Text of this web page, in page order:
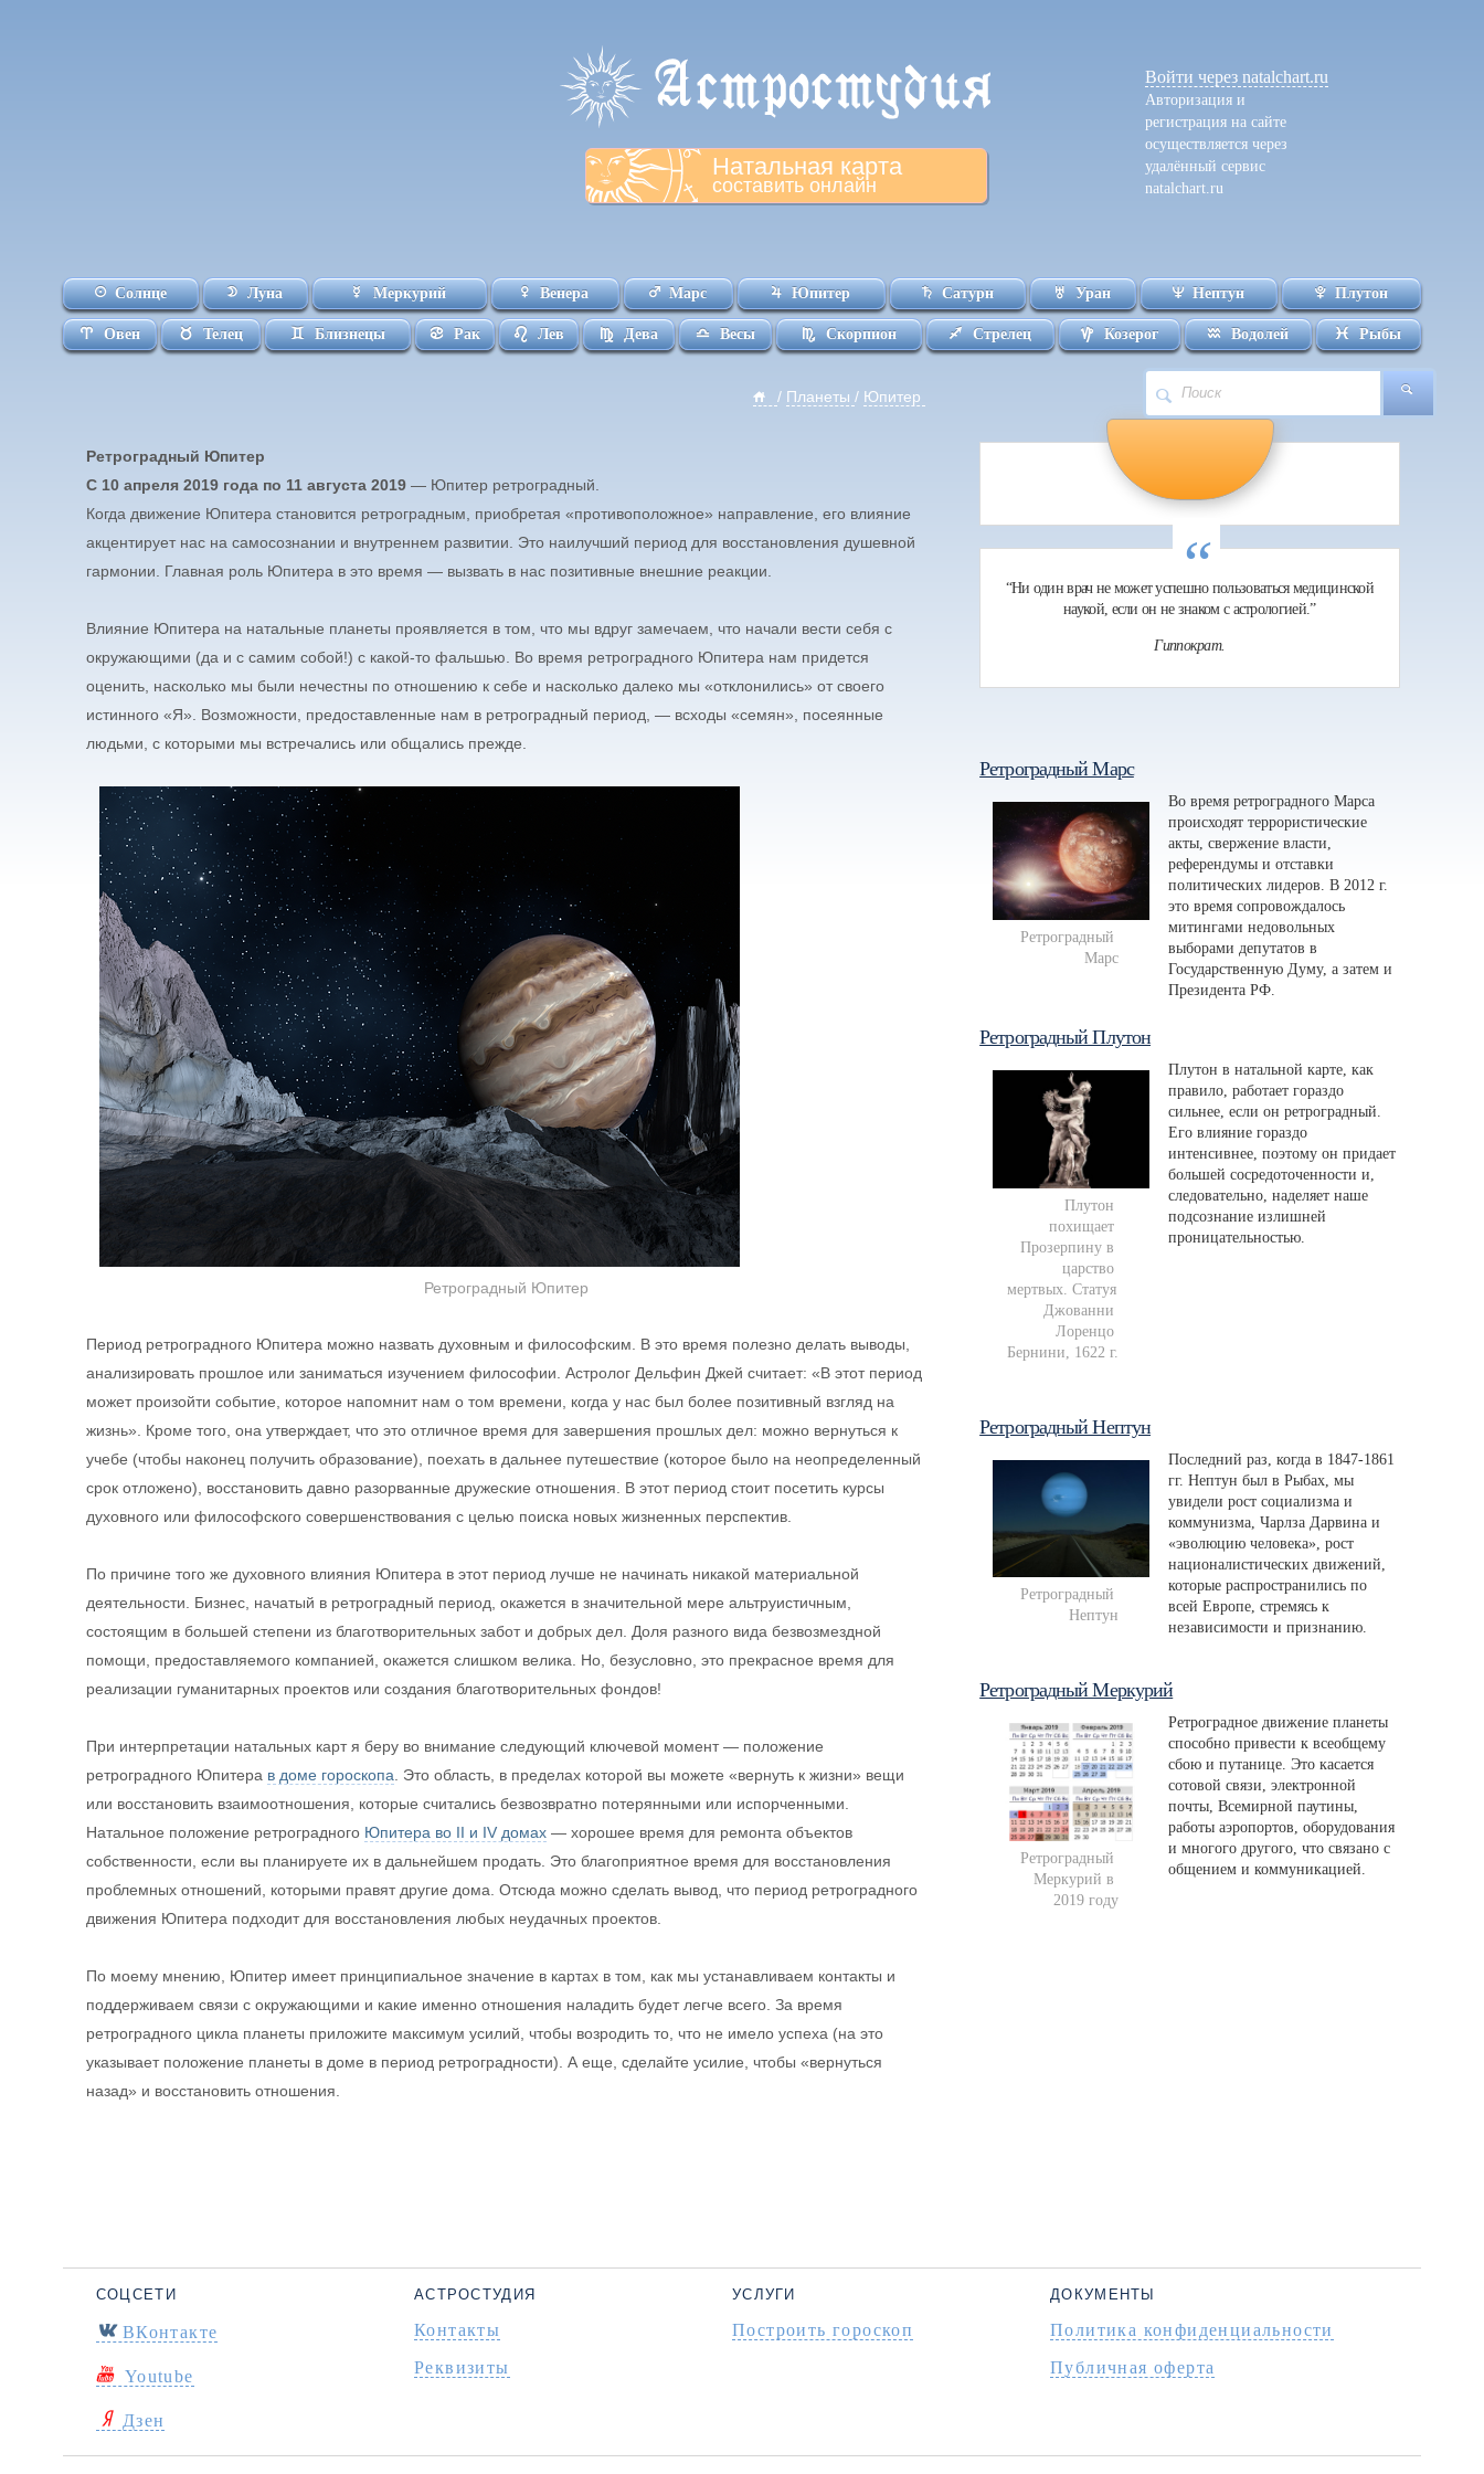
Войтичерез natalchart.ru
Авторизация и
регистрация на сайте
осуществляется через
удалённый сервис
natalchart.ru
Натальная карта
составить онлайн
Солнце Луна Меркурий Венера Марс Юпитер Сатурн Уран Нептун Плутон
Овен Телец Близнецы Рак Лев Дева Весы Скорпион Стрелец Козерог Водолей Рыбы
/ Планеты / Юпитер
Ретроградный Юпитер
С 10 апреля 2019 года по 11 августа 2019 — Юпитер ретроградный.
Когда движение Юпитера становится ретроградным, приобретая «противоположное» направление, его влияние
акцентирует нас на самосознании и внутреннем развитии. Это наилучший период для восстановления душевной
гармонии. Главная роль Юпитера в это время — вызвать в нас позитивные внешние реакции.
Влияние Юпитера на натальные планеты проявляется в том, что мы вдруг замечаем, что начали вести себя с
окружающими (да и с самим собой!) с какой-то фальшью. Во время ретроградного Юпитера нам придется
оценить, насколько мы были нечестны по отношению к себе и насколько далеко мы «отклонились» от своего
истинного «Я». Возможности, предоставленные нам в ретроградный период, — всходы «семян», посеянные
людьми, с которыми мы встречались или общались прежде.
Ретроградный Юпитер
Период ретроградного Юпитера можно назвать духовным и философским. В это время полезно делать выводы,
анализировать прошлое или заниматься изучением философии. Астролог Дельфин Джей считает: «В этот период
может произойти событие, которое напомнит нам о том времени, когда у нас был более позитивный взгляд на
жизнь». Кроме того, она утверждает, что это отличное время для завершения прошлых дел: можно вернуться к
учебе (чтобы наконец получить образование), поехать в дальнее путешествие (которое было на неопределенный
срок отложено), восстановить давно разорванные дружеские отношения. В этот период стоит посетить курсы
духовного или философского совершенствования с целью поиска новых жизненных перспектив.
По причине того же духовного влияния Юпитера в этот период лучше не начинать никакой материальной
деятельности. Бизнес, начатый в ретроградный период, окажется в значительной мере альтруистичным,
состоящим в большей степени из благотворительных забот и добрых дел. Доля разного вида безвозмездной
помощи, предоставляемого компанией, окажется слишком велика. Но, безусловно, это прекрасное время для
реализации гуманитарных проектов или создания благотворительных фондов!
При интерпретации натальных карт я беру во внимание следующий ключевой момент — положение
ретроградного Юпитера в доме гороскопа . Это область, в пределах которой вы можете «вернуть к жизни» вещи
или восстановить взаимоотношения, которые считались безвозвратно потерянными или испорченными.
Натальное положение ретроградного Юпитера во II и IV домах — хорошее время для ремонта объектов
собственности, если вы планируете их в дальнейшем продать. Это благоприятное время для восстановления
проблемных отношений, которыми правят другие дома. Отсюда можно сделать вывод, что период ретроградного
движения Юпитера подходит для восстановления любых неудачных проектов.
По моему мнению, Юпитер имеет принципиальное значение в картах в том, как мы устанавливаем контакты и
поддерживаем связи с окружающими и какие именно отношения наладить будет легче всего. За время
ретроградного цикла планеты приложите максимум усилий, чтобы возродить то, что не имело успеха (на это
указывает положение планеты в доме в период ретроградности). А еще, сделайте усилие, чтобы «вернуться
назад» и восстановить отношения.
“
“Ни один врач не может успешно пользоваться медицинской
наукой, если он не знаком с астрологией.”
Гиппократ.
Ретроградный Марс
Ретроградный
Марс
Во время ретроградного Марса
происходят террористические
акты, свержение власти,
референдумы и отставки
политических лидеров. В 2012 г.
это время сопровождалось
митингами недовольных
выборами депутатов в
Государственную Думу, а затем и
Президента РФ.
Ретроградный Плутон
Плутон
похищает
Прозерпину в
царство
мертвых. Статуя
Джованни
Лоренцо
Бернини, 1622 г.
Плутон в натальной карте, как
правило, работает гораздо
сильнее, если он ретроградный.
Его влияние гораздо
интенсивнее, поэтому он придает
большей сосредоточенности и,
следовательно, наделяет наше
подсознание излишней
проницательностью.
Ретроградный Нептун
Ретроградный
Нептун
Последний раз, когда в 1847-1861
гг. Нептун был в Рыбах, мы
увидели рост социализма и
коммунизма, Чарлза Дарвина и
«эволюцию человека», рост
националистических движений,
которые распространились по
всей Европе, стремясь к
независимости и признанию.
Ретроградный Меркурий
Ретроградный
Меркурий в
2019 году
Ретроградное движение планеты
способно привести к всеобщему
сбою и путанице. Это касается
сотовой связи, электронной
почты, Всемирной паутины,
работы аэропортов, оборудования
и многого другого, что связано с
общением и коммуникацией.
СОЦСЕТИ
ВКонтакте
Youtube
Дзен
АСТРОСТУДИЯ
Контакты
Реквизиты
УСЛУГИ
Построить гороскоп
ДОКУМЕНТЫ
Политика конфиденциальности
Публичная оферта